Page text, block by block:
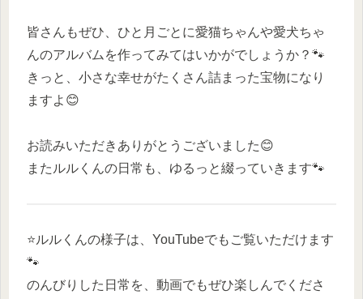
皆さんもぜひ、ひと月ごとに愛猫ちゃんや愛犬ちゃ
んのアルバムを作ってみてはいかがでしょうか？🐾
きっと、小さな幸せがたくさん詰まった宝物になり
ますよ😊
お読みいただきありがとうございました😊
またルルくんの日常も、ゆるっと綴っていきます🐾
⭐️ルルくんの様子は、YouTubeでもご覧いただけます
🐾
のんびりした日常を、動画でもぜひ楽しんでくださ